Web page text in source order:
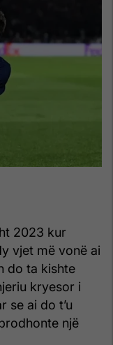
2023 kur
vjet më vonë ai
do ta kishte
kryesor i
se ai do t’u
një